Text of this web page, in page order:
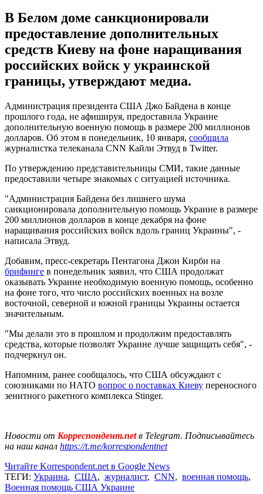
В Белом доме санкционировали
предоставление дополнительных
средств Киеву на фоне наращивания
российских войск у украинской
границы, утверждают медиа.
Администрация президента США Джо Байдена в конце
прошлого года, не афишируя, предоставила Украине
дополнительную военную помощь в размере 200 миллионов
долларов. Об этом в понедельник, 10 января, сообщила
журналистка телеканала CNN Кайли Этвуд в Twitter.
По утверждению представительницы СМИ, такие данные
предоставили четыре знакомых с ситуацией источника.
"Администрация Байдена без лишнего шума
санкционировала дополнительную помощь Украине в размере
200 миллионов долларов в конце декабря на фоне
наращивания российских войск вдоль границ Украины", -
написала Этвуд.
Добавим, пресс-секретарь Пентагона Джон Кирби на
брифинге в понедельник заявил, что США продолжат
оказывать Украине необходимую военную помощь, особенно
на фоне того, что число российских военных на возле
восточной, северной и южной границы Украины остается
значительным.
"Мы делали это в прошлом и продолжим предоставлять
средства, которые позволят Украине лучше защищать себя", -
подчеркнул он.
Напомним, ранее сообщалось, что США обсуждают с
союзниками по НАТО вопрос о поставках Киеву переносного
зенитного ракетного комплекса Stinger.
Новости от Корреспондент.netв Telegram. Подписывайтесь
на наш канал https://t.me/korrespondentnet
Читайте Korrespondent.net в Google News
ТЕГИ: Украина, США, журналист, CNN, военная помощь,
Военная помощь США Украине